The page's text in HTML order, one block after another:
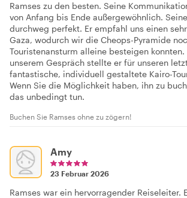
Ramses zu den besten. Seine
von Anfang bis Ende außergewöhnlich.
durchweg perfekt. Er empfahl uns einen
Gaza, wodurch wir die Cheops-Pyramide
Touristenansturm alleine besteigen
unserem Gespräch stellte er für unseren
fantastische, individuell gestaltete Kairo-
Wenn Sie die Möglichkeit haben, ihn zu
das unbedingt tun.
Buchen Sie Ramses ohne zu zögern!
Amy
23 Februar 2026
Ramses war ein hervorragender Reiseleiter.